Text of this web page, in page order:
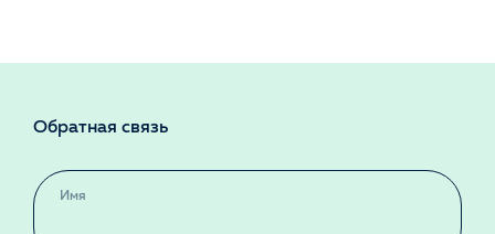
Обратная связь